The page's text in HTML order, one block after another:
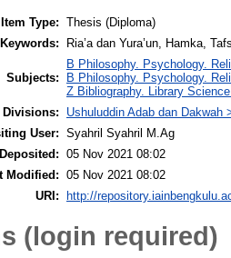
Item Type: Thesis (Diploma)
Ria’a dan Yura’un, Hamka,
Subjects:
B Philosophy. Psychology.
B Philosophy. Psychology.
Z Bibliography. Library
Divisions:
Ushuluddin Adab dan Dakwah
User: Syahril Syahril M.Ag
05 Nov 2021 08:02
Modified: 05 Nov 2021 08:02
URI:
http://
(login required)